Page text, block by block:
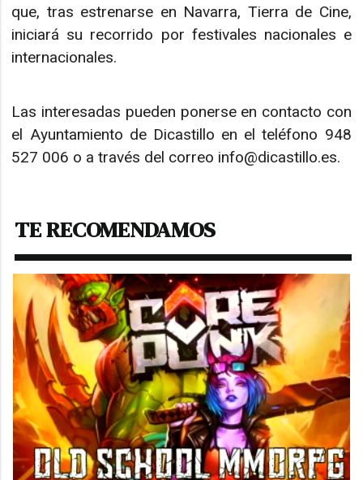
que, tras estrenarse en Navarra, Tierra de Cine,
iniciará su recorrido por festivales nacionales e
internacionales.
Las interesadas pueden ponerse en contacto con
el Ayuntamiento de Dicastillo en el teléfono 948
527 006 o a través del correo info@dicastillo.es.
TE RECOMENDAMOS